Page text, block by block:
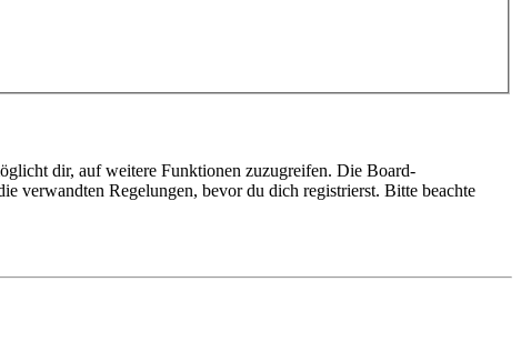
dir, auf weitere Funktionen zuzugreifen. Die Board-
verwandten Regelungen, bevor du dich registrierst. Bitte beachte